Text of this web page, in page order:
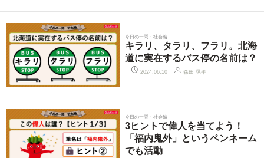
今日の一問・社会編
キラリ、タラリ、フラリ。北海
道に実在するバス停の名前は？
2024.06.10 森田 晃平
今日の一問・社会編
3ヒントで偉人を当てよう！
「福内鬼外」というペンネーム
でも活動